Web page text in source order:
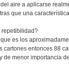
aire a aplicarse
que una
repetibilidad?
es los
cartones entonces 88
de menor importancia